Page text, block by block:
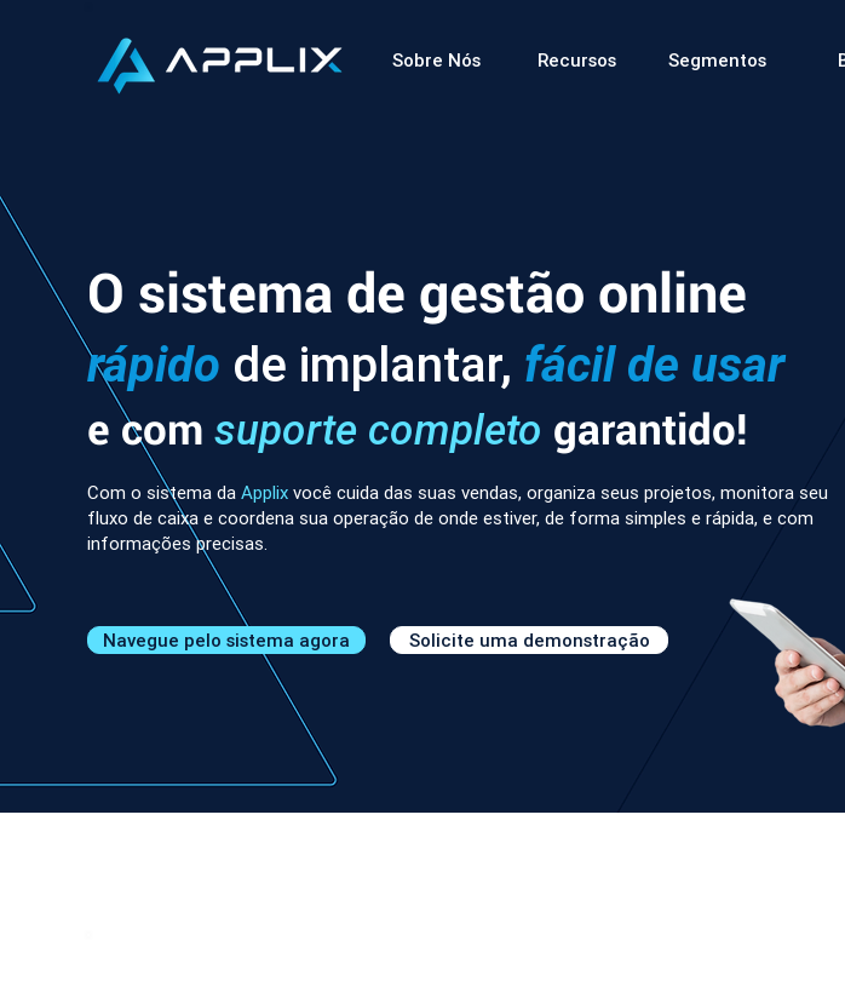
Sobre Nós Recursos Segmentos
Com o sistema da Applix você cuida das suas vendas, organiza seus projetos, monitora seu
fluxo de caixa e coordena sua operação de onde estiver, de forma simples e rápida, e com
informações precisas.
Navegue pelo sistema agora Solicite uma demonstração
O sistema de gestão online
rápido de implantar, fácil de usar
e com suporte completo garantido!